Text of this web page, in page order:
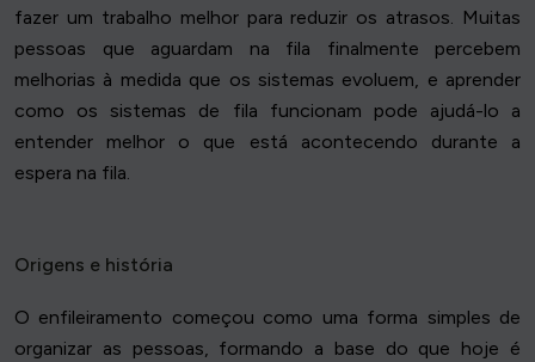
fazer um trabalho melhor para reduzir os atrasos. Muitas
pessoas que aguardam na fila finalmente percebem
melhorias à medida que os sistemas evoluem, e aprender
como os sistemas de fila funcionam pode ajudá-lo a
entender melhor o que está acontecendo durante a
espera na fila.
Origens e história
O enfileiramento começou como uma forma simples de
organizar as pessoas, formando a base do que hoje é